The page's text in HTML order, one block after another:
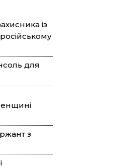
із
для
з